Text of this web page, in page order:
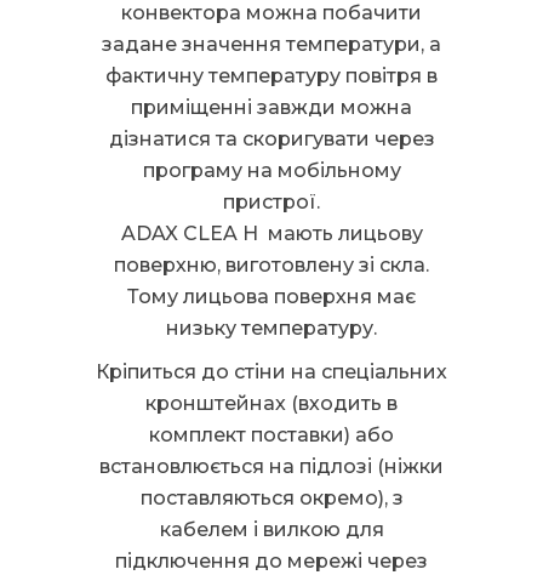
конвектора можна побачити
задане значення температури, а
фактичну температуру повітря в
приміщенні завжди можна
дізнатися та скоригувати через
програму на мобільному
пристрої.
ADAX CLEA H мають лицьову
поверхню, виготовлену зі скла.
Тому лицьова поверхня має
низьку температуру.
Кріпиться до стіни на спеціальних
кронштейнах (входить в
комплект поставки) або
встановлюється на підлозі (ніжки
поставляються окремо), з
кабелем і вилкою для
підключення до мережі через